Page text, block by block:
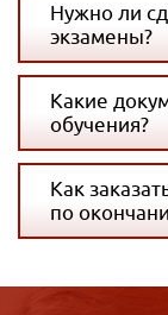
Нужно ли
экзамены?
Какие
обучения?
Как
по